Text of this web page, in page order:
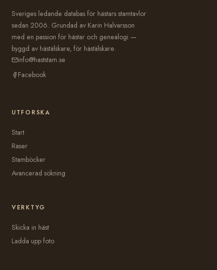
Sveriges ledande databas för hästars stamtavlor
sedan 2006. Grundad av Karin Halvarsson
med en passion för hästar och genealogi —
byggd av hästälskare, för hästälskare.
info@haststam.se
Facebook
UTFORSKA
Start
Raser
Stamböcker
Avancerad sökning
VERKTYG
Skicka in häst
Ladda upp foto